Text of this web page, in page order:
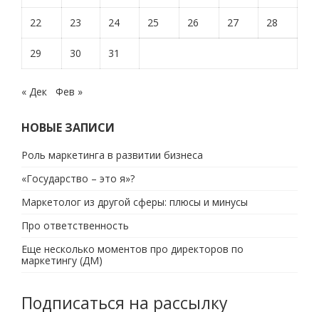
22 23 24 25 26 27 28
29 30 31
« Дек Фев »
НОВЫЕ ЗАПИСИ
Роль маркетинга в развитии бизнеса
«Государство – это я»?
Маркетолог из другой сферы: плюсы и минусы
Про ответственность
Еще несколько моментов про директоров по
маркетингу (ДМ)
Подписаться на рассылку